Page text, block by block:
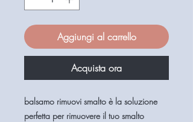
Aggiungi al carrello
Acquista ora
balsamo rimuovi smalto è la soluzione
perfetta per rimuovere il tuo smalto